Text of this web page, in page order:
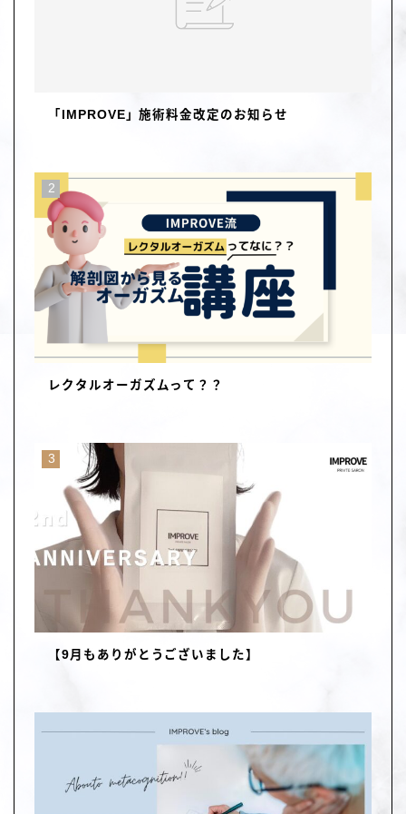
「IMPROVE」施術料金改定のお知らせ
レクタルオーガズムって？？
【9月もありがとうございました】